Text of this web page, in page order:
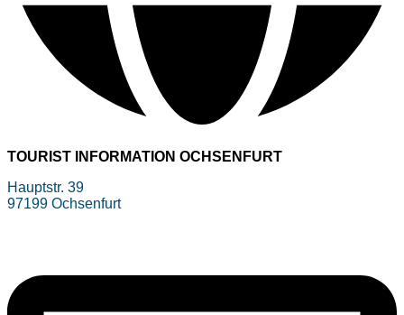
TOURIST INFORMATION OCHSENFURT
Hauptstr. 39
97199 Ochsenfurt